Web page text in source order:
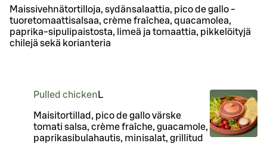
Maissivehnätortilloja, sydänsalaattia, pico de gallo -
tuoretomaattisalsaa, crème fraîchea, quacamolea,
paprika-sipulipaistosta, limeä ja tomaattia, pikkelöityjä
chilejä sekä korianteria
Pulled chicken L
Maisitortillad, pico de gallo värske
tomati salsa, crème fraîche, guacamole,
paprikasibulahautis, minisalat, grillitud